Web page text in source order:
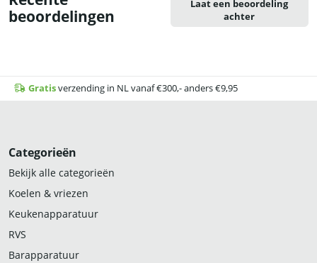
beoordelingen
Laat een beoordeling
achter
Gratisverzending in NL vanaf €300,- anders €9,95
Categorieën
Bekijk alle categorieën
Koelen & vriezen
Keukenapparatuur
RVS
Barapparatuur